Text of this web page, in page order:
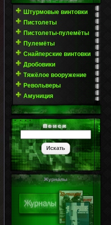
Штурмовые винтовки
Пистолеты
Пистолеты-пулемёты
Пулемёты
Снайперские винтовки
Дробовики
Тяжёлое вооружение
Револьверы
Амуниция
Журналы